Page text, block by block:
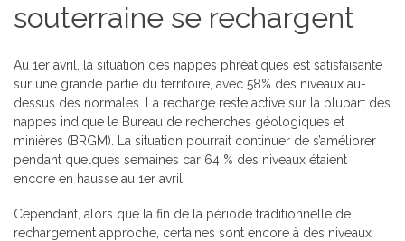
souterraine se rechargent
Au 1er avril, la situation des nappes phréatiques est satisfaisante
sur une grande partie du territoire, avec 58% des niveaux au-
dessus des normales. La recharge reste active sur la plupart des
nappes indique le Bureau de recherches géologiques et
minières (BRGM). La situation pourrait continuer de s’améliorer
pendant quelques semaines car 64 % des niveaux étaient
encore en hausse au 1er avril.
Cependant, alors que la fin de la période traditionnelle de
rechargement approche, certaines sont encore à des niveaux